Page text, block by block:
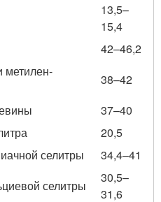
13,5–
15,4
42–46,2
метилен-
38–42
37–40
20,5
селитры
34,4–41
селитры
30,5–
31,6